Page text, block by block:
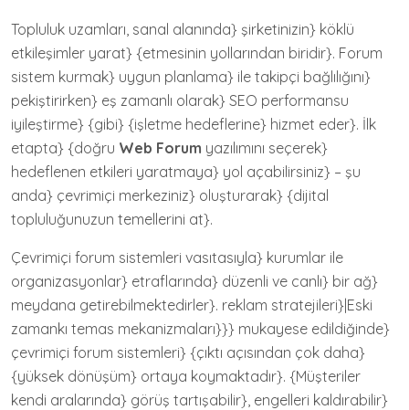
Topluluk uzamları, sanal alanında} şirketinizin} köklü
etkileşimler yarat} {etmesinin yollarından biridir}. Forum
sistem kurmak} uygun planlama} ile takipçi bağlılığını}
pekiştirirken} eş zamanlı olarak} SEO performansu
iyileştirme} {gibi} {işletme hedeflerine} hizmet eder}. İlk
etapta} {doğru Web Forum yazılımını seçerek}
hedeflenen etkileri yaratmaya} yol açabilirsiniz} – şu
anda} çevrimiçi merkeziniz} oluşturarak} {dijital
topluluğunuzun temellerini at}.
Çevrimiçi forum sistemleri vasıtasıyla} kurumlar ile
organizasyonlar} etraflarında} düzenli ve canlı} bir ağ}
meydana getirebilmektedirler}. reklam stratejileri}|Eski
zamankı temas mekanizmaları}}} mukayese edildiğinde}
çevrimiçi forum sistemleri} {çıktı açısından çok daha}
{yüksek dönüşüm} ortaya koymaktadır}. {Müşteriler
kendi aralarında} görüş tartışabilir}, engelleri kaldırabilir}